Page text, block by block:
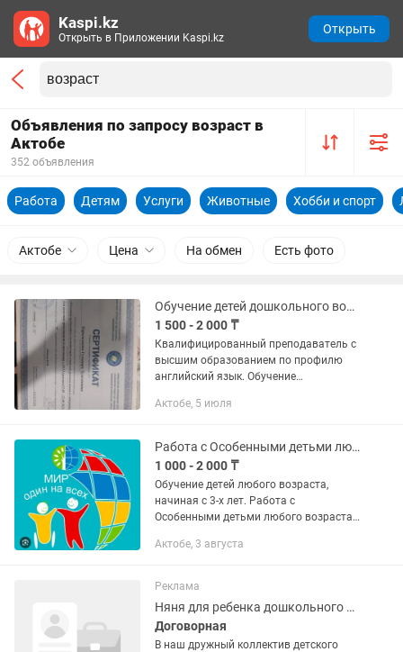
Объявления по запросу возраст в
Актобе
352 объявления
Работа Детям Услуги Животные Хобби и спорт
Актобе Цена На обмен Есть фото
Обучение детей дошкольного возраста английскому языку
1 500 - 2 000 ₸
Квалифицированный преподаватель с
высшим образованием по профилю
английский язык. Обучение
образования у себя на дому. Имеется
Актобе, 5 июля
Работа с Особенными детьми любого возраста! Обучение
1 000 - 2 000 ₸
Обучение детей любого возраста,
начиная с 3-х лет. Работа с
Особенными детьми любого возраста!
мелкой моторики рук, каллиграфия,
Актобе, 3 августа
Реклама
Няня для ребенка дошкольного возраста
Договорная
В наш дружный коллектив детского
Kaspi.kz
Открыть в Приложении Kaspi.kz
Открыть